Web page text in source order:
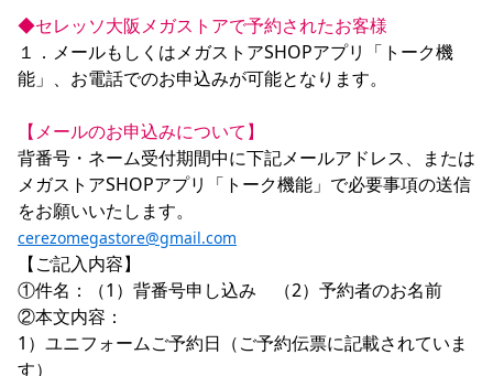
◆セレッソ大阪メガストアで予約されたお客様
１．メールもしくはメガストアSHOPアプリ「トーク機
能」、お電話でのお申込みが可能となります。
【メールのお申込みについて】
背番号・ネーム受付期間中に下記メールアドレス、または
メガストアSHOPアプリ「トーク機能」で必要事項の送信
cerezomegastore@gmail.com
【ご記入内容】
①件名：（1）背番号申し込み　（2）予約者のお名前
②本文内容：
1）ユニフォームご予約日（ご予約伝票に記載されていま
す）